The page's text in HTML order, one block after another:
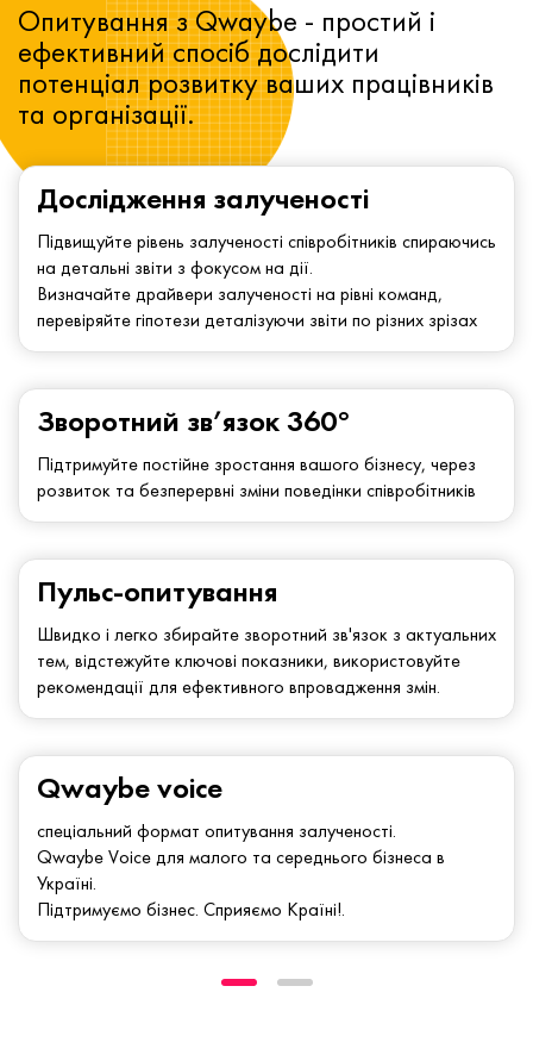
Дослідження залученості
Підвищуйте рівень залученості співробітників спираючись
на детальні звіти з фокусом на дії.
Визначайте драйвери залученості на рівні команд,
перевіряйте гіпотези деталізуючи звіти по різних зрізах
Зворотний зв’язок 360°
Підтримуйте постійне зростання вашого бізнесу, через
розвиток та безперервні зміни поведінки співробітників
Опитування з Qwaybe - простий і
ефективний спосіб дослідити
потенціал розвитку ваших працівників
та організації.
Qwaybe voice
спеціальний формат опитування залученості.
Qwaybe Voice для малого та середнього бізнеса в
Україні.
Підтримуємо бізнес. Сприяємо Країні!.
Пульс-опитування
Швидко і легко збирайте зворотний зв'язок з актуальних
тем, відстежуйте ключові показники, використовуйте
рекомендації для ефективного впровадження змін.